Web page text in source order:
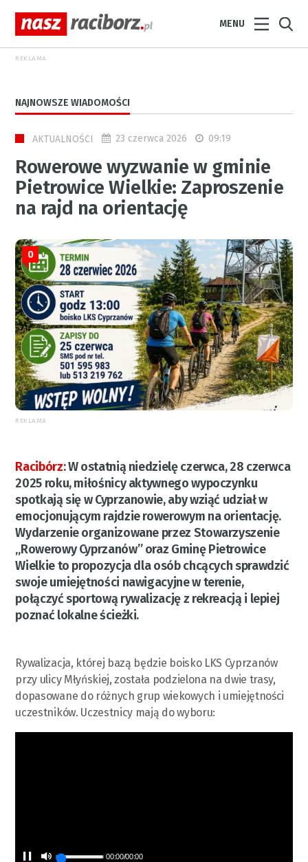
MENU
REKLAMA
NAJNOWSZE WIADOMOŚCI
AKTUALNOŚCI 23 czerwca 2026 09:19
Rowerowe wyzwanie w gminie
Pietrowice Wielkie: Zaproszenie
na rajd na orientację
0
REKLAMA
Racibórz:W ostatnią niedzielę czerwca, 28 czerwca
2025 roku, miłośnicy aktywnego wypoczynku
spotkają się w Cyprzanowie, aby wziąć udział w
emocjonującym rajdzie rowerowym na orientację.
Wydarzenie organizowane przez Stowarzyszenie
„Rowerowy Cyprzanów” oraz Gminę Pietrowice
Wielkie to propozycja dla osób chcących sprawdzić
swoje umiejętności nawigacyjne w terenie,
połączyć sportową rywalizację z rekreacją i lepiej
poznać lokalne ścieżki.
Rywalizacja, której bazą będzie boisko LKS Cyprzanów
przy ulicy Młyńskiej, została podzielona na dwie trasy,
dopasowane do różnych grup wiekowych i umiejętności
uczestników. Uczestnicy mają do wyboru:
00:00/00:00